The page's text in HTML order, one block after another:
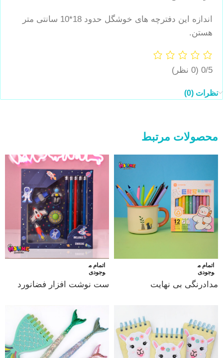
اندازه این دفترچه های خوشگل حدود 18*10 سانتی متر
هستن.
0/5 (0 نظر)
نظرات (0)
محصولات مرتبط
اتمام م
وجودی
مدادرنگی بی نهایت
اتمام م
وجودی
ست نوشت افزار فضانورد